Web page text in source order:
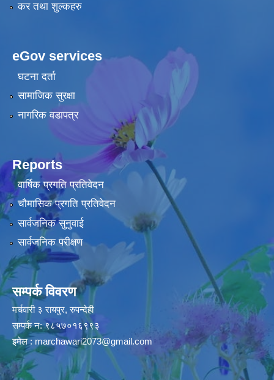
कर तथा शुल्कहरु
eGov services
घटना दर्ता
सामाजिक सुरक्षा
नागरिक वडापत्र
Reports
वार्षिक प्रगति प्रतिवेदन
चौमासिक प्रगति प्रतिवेदन
सार्वजनिक सुनुवाई
सार्वजनिक परीक्षण
सम्पर्क विवरण
मर्चवारी ३ रायपुर, रुपन्देही
सम्पर्क न: ९८५७०१६९९३
इमेल : marchawari2073@gmail.com